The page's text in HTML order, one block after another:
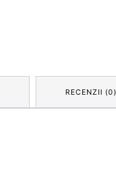
RECENZII (0)